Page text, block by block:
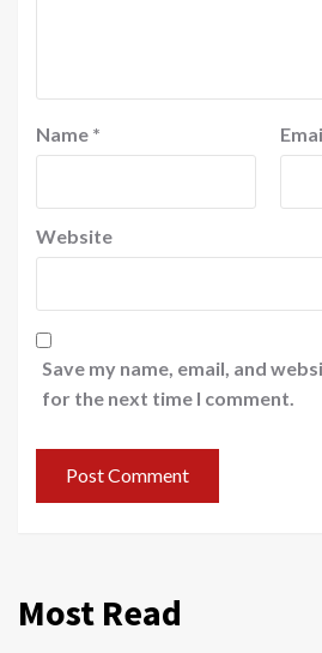
Name *
Website
Save my name, email, and
for the next time I comment.
Most Read